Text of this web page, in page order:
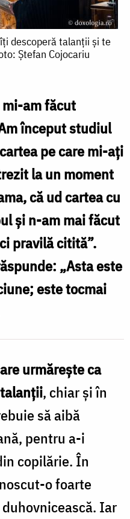
descoperă talanții și te
Ștefan Cojocariu
am făcut
început studiul
pe care mi-ați
la un moment
că ud cartea cu
și n-am mai făcut
pravilă citită”.
„Asta este
este tocmai
urmărește ca
, chiar și în
să aibă
pentru a-i
copilărie. În
o foarte
Iar